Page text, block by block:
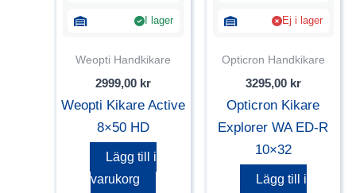
I lager
Weopti Handkikare
2999,00 kr
Weopti Kikare Active
8×50 HD
Lägg till i
varukorg
Ej i lager
Opticron Handkikare
3295,00 kr
Opticron Kikare
Explorer WA ED-R
10×32
Lägg till i